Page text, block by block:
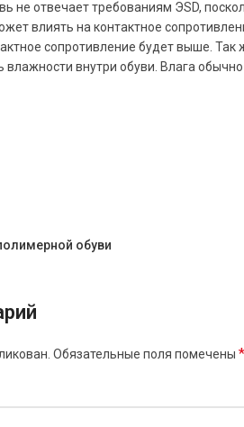
не отвечает требованиям ЭSD,
влиять на контактное
сопротивление будет выше.
внутри обуви. Влага
обуви
Обязательные поля помечены *